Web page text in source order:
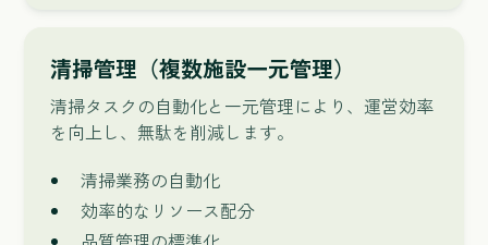
清掃管理（複数施設一元管理）
清掃タスクの自動化と一元管理により、運営効率
を向上し、無駄を削減します。
清掃業務の自動化
効率的なリソース配分